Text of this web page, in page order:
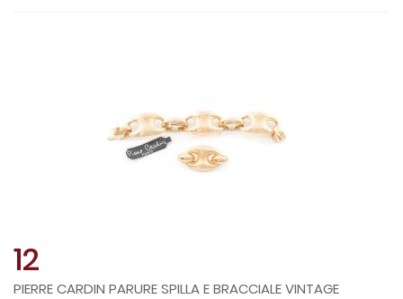
12
PIERRE CARDIN PARURE SPILLA E BRACCIALE VINTAGE